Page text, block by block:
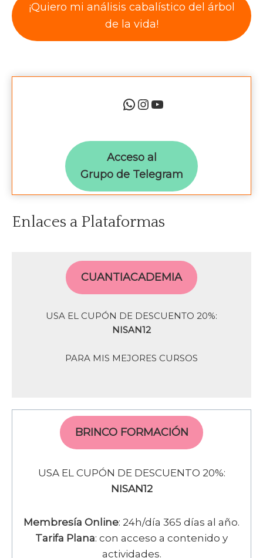
¡Quiero mi análisis cabalístico del árbol
de la vida!
WhatsApp
Instagram
YouTube
Acceso al
Grupo de Telegram
Enlaces a Plataformas
CUANTIACADEMIA
USA EL CUPÓN DE DESCUENTO 20%:
NISAN12
PARA MIS MEJORES CURSOS
BRINCO FORMACIÓN
USA EL CUPÓN DE DESCUENTO 20%:
NISAN12
Membresía Online: 24h/día 365 días al año.
Tarifa Plana: con acceso a contenido y
actividades.